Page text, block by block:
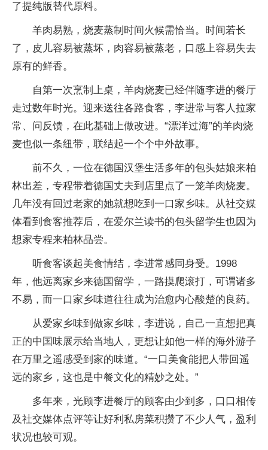
了提纯版替代原料。
羊肉易熟，烧麦蒸制时间火候需恰当。时间若长
了，皮儿容易被蒸坏，肉容易被蒸老，口感上容易失去
原有的鲜香。
自第一次烹制上桌，羊肉烧麦已经伴随李进的餐厅
走过数年时光。迎来送往各路食客，李进常与客人拉家
常、问反馈，在此基础上做改进。“漂洋过海”的羊肉烧
麦也似一条纽带，联结起一个个中外故事。
前不久，一位在德国汉堡生活多年的包头姑娘来柏
林出差，专程带着德国丈夫到店里点了一笼羊肉烧麦。
几年没有回过老家的她就想吃到一口家乡味。从社交媒
体看到食客推荐后，在爱尔兰读书的包头留学生也因为
想家专程来柏林品尝。
听食客谈起美食情结，李进常感同身受。1998
年，他远离家乡来德国留学，一路摸爬滚打，可谓诸多
不易，而一口家乡味道往往成为治愈内心酸楚的良药。
从爱家乡味到做家乡味，李进说，自己一直想把真
正的中国味展示给当地人，更想让如他一样的海外游子
在万里之遥感受到家的味道。“一口美食能把人带回遥
远的家乡，这也是中餐文化的精妙之处。”
多年来，光顾李进餐厅的顾客由少到多，口口相传
及社交媒体点评等让好利私房菜积攒了不少人气，盈利
状况也较可观。